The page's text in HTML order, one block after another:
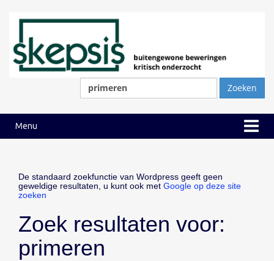
Zoeken
naar:
Menu
De standaard zoekfunctie van Wordpress geeft geen
geweldige resultaten, u kunt ook met Google op deze site
zoeken
Zoek resultaten voor:
primeren